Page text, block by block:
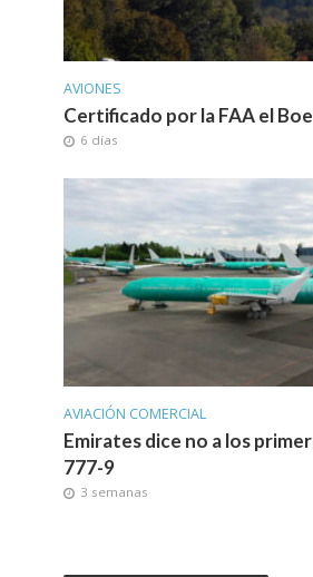
AVIONES
Certificado por la FAA el
6 días
AVIACIÓN COMERCIAL
Emirates dice no a los
777-9
3 semanas